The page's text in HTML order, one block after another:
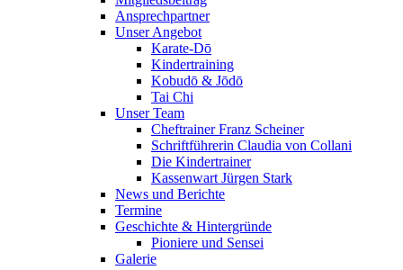
Ansprechpartner
Unser Angebot
Karate-Dō
Kindertraining
Kobudō & Jōdō
Tai Chi
Unser Team
Cheftrainer Franz Scheiner
Schriftführerin Claudia von Collani
Die Kindertrainer
Kassenwart Jürgen Stark
News und Berichte
Termine
Geschichte & Hintergründe
Pioniere und Sensei
Galerie